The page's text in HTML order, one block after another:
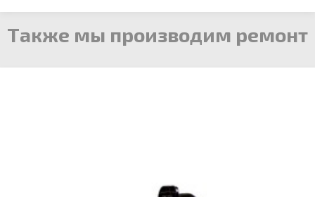
Также мы производим ремонт